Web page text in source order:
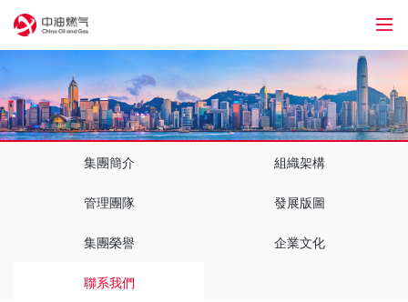
集團簡介 組織架構
管理團隊 發展版圖
集團榮譽 企業文化
聯系我們